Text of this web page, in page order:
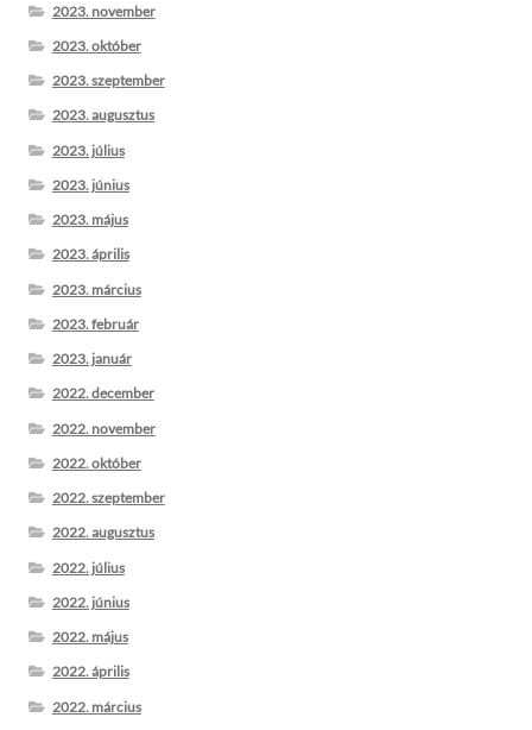
2023. november
2023. október
2023. szeptember
2023. augusztus
2023. július
2023. június
2023. május
2023. április
2023. március
2023. február
2023. január
2022. december
2022. november
2022. október
2022. szeptember
2022. augusztus
2022. július
2022. június
2022. május
2022. április
2022. március